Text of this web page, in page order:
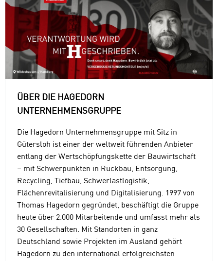
ÜBER DIE HAGEDORN
UNTERNEHMENSGRUPPE
Die Hagedorn Unternehmensgruppe mit Sitz in
Gütersloh ist einer der weltweit führenden Anbieter
entlang der Wertschöpfungskette der Bauwirtschaft
– mit Schwerpunkten in Rückbau, Entsorgung,
Recycling, Tiefbau, Schwerlastlogistik,
Flächenrevitalisierung und Digitalisierung. 1997 von
Thomas Hagedorn gegründet, beschäftigt die Gruppe
heute über 2.000 Mitarbeitende und umfasst mehr als
30 Gesellschaften. Mit Standorten in ganz
Deutschland sowie Projekten im Ausland gehört
Hagedorn zu den international erfolgreichsten